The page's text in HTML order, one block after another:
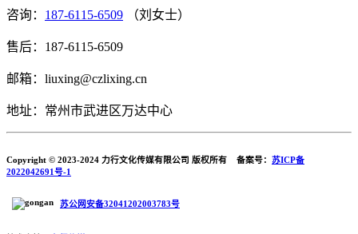
咨询： 187-6115-6509 （刘女士）
售后：187-6115-6509
邮箱：liuxing@czlixing.cn
地址：常州市武进区万达中心
Copyright © 2023-2024 力行文化传媒有限公司 版权所有 备案号： 苏ICP备
2022042691号-1
苏公网安备32041202003783号